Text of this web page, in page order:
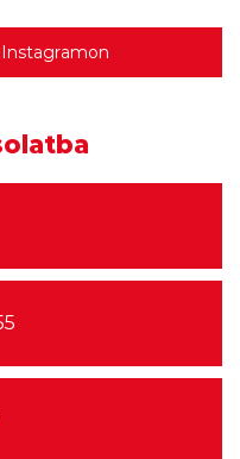
n' Roses
csúcsára